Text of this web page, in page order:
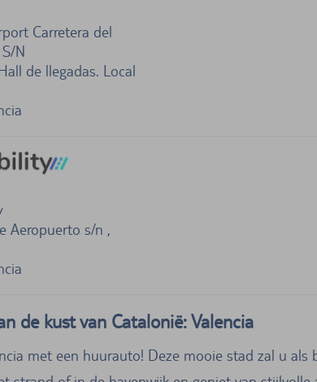
Carretera del
N
de llegadas. Local
Aeropuerto s/n ,
de kust van Catalonië: Valencia
met een huurauto! Deze mooie stad zal u